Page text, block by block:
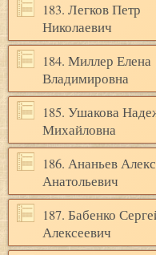
183. Легков Петр
Николаевич
184. Миллер Елена
Владимировна
185. Ушакова
Михайловна
186. Ананьев
Анатольевич
187. Бабенко
Алексеевич